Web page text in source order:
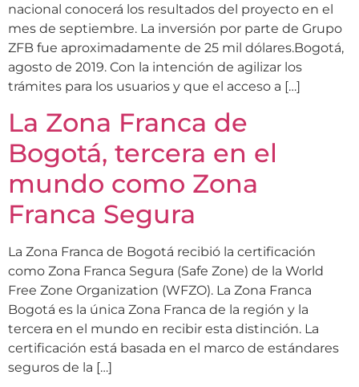
nacional conocerá los resultados del proyecto en el
mes de septiembre. La inversión por parte de Grupo
ZFB fue aproximadamente de 25 mil dólares.Bogotá,
agosto de 2019. Con la intención de agilizar los
trámites para los usuarios y que el acceso a […]
La Zona Franca de
Bogotá, tercera en el
mundo como Zona
Franca Segura
La Zona Franca de Bogotá recibió la certificación
como Zona Franca Segura (Safe Zone) de la World
Free Zone Organization (WFZO). La Zona Franca
Bogotá es la única Zona Franca de la región y la
tercera en el mundo en recibir esta distinción. La
certificación está basada en el marco de estándares
seguros de la […]